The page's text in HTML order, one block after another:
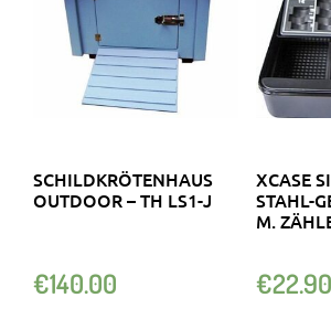
SCHILDKRÖTENHAUS
OUTDOOR – TH LS1-J
€140.00
XCASE
STAHL-
M.
€22.90